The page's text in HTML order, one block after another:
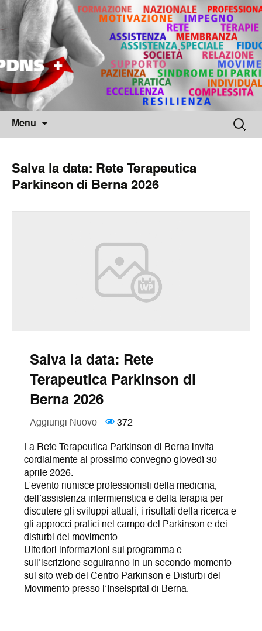
Menu
Ricerca
per:
Salva la data: Rete Terapeutica
Parkinson di Berna 2026
Salva la data: Rete
Terapeutica Parkinson di
Berna 2026
Aggiungi Nuovo 372
La Rete Terapeutica Parkinson di Berna invita
cordialmente al prossimo convegno giovedì 30
aprile 2026.
L’evento riunisce professionisti della medicina,
dell’assistenza infermieristica e della terapia per
discutere gli sviluppi attuali, i risultati della ricerca e
gli approcci pratici nel campo del Parkinson e dei
disturbi del movimento.
Ulteriori informazioni sul programma e
sull’iscrizione seguiranno in un secondo momento
sul sito web del Centro Parkinson e Disturbi del
Movimento presso l’Inselspital di Berna.